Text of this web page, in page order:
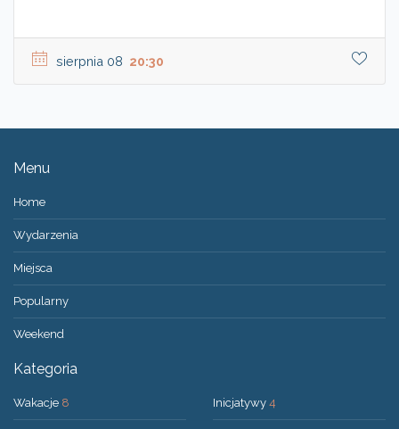
sierpnia 08 20:30
Menu
Home
Wydarzenia
Miejsca
Popularny
Weekend
Kategoria
Wakacje 8 Inicjatywy 4